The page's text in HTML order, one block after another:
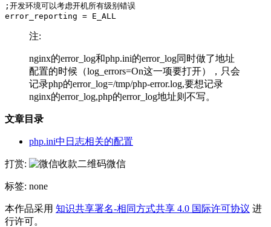
;开发环境可以考虑开机所有级别错误
注:
nginx的error_log和php.ini的error_log同时做了地址
配置的时候（log_errors=On这一项要打开），只会
记录php的error_log=/tmp/php-error.log,要想记录
nginx的error_log,php的error_log地址则不写。
文章目录
php.ini中日志相关的配置
打赏: 微信
标签: none
本作品采用 知识共享署名-相同方式共享 4.0 国际许可协议 进
行许可。